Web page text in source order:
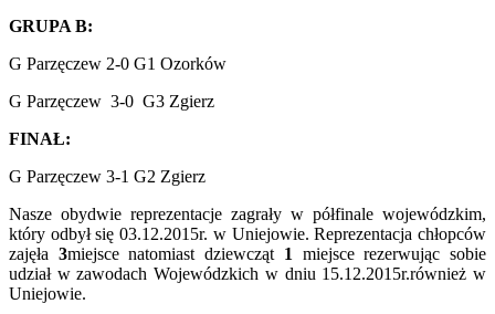
GRUPA B:
G Parzęczew 2-0 G1 Ozorków
G Parzęczew 3-0 G3 Zgierz
FINAŁ:
G Parzęczew 3-1 G2 Zgierz
Nasze obydwie reprezentacje zagrały w półfinale wojewódzkim,
który odbył się 03.12.2015r. w Uniejowie. Reprezentacja chłopców
zajęła 3miejsce natomiast dziewcząt 1miejsce rezerwując sobie
udział w zawodach Wojewódzkich w dniu 15.12.2015r.również w
Uniejowie.